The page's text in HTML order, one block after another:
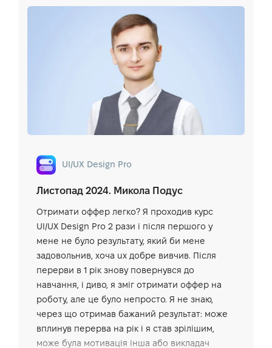
UI/UX Design Pro
Листопад 2024. Микола Подус
Отримати оффер легко? Я проходив курс
UI/UX Design Pro 2 рази і після першого у
мене не було результату, який би мене
задовольнив, хоча ux добре вивчив. Після
перерви в 1 рік знову повернувся до
навчання, і диво, я зміг отримати оффер на
роботу, але це було непросто. Я не знаю,
через що отримав бажаний результат: може
вплинув перерва на рік і я став зрілішим,
може була мотивація інша або викладач